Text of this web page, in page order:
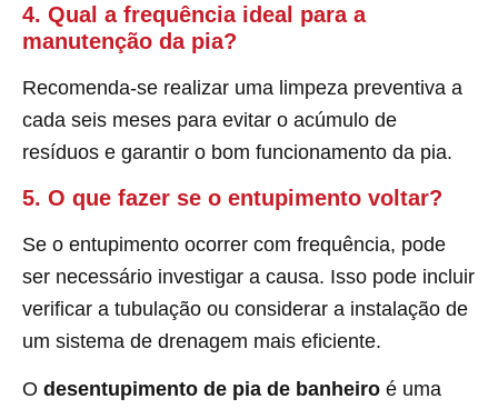
4. Qual a frequência ideal para a
manutenção da pia?
Recomenda-se realizar uma limpeza preventiva a
cada seis meses para evitar o acúmulo de
resíduos e garantir o bom funcionamento da pia.
5. O que fazer se o entupimento voltar?
Se o entupimento ocorrer com frequência, pode
ser necessário investigar a causa. Isso pode incluir
verificar a tubulação ou considerar a instalação de
um sistema de drenagem mais eficiente.
O desentupimento de pia de banheiro é uma